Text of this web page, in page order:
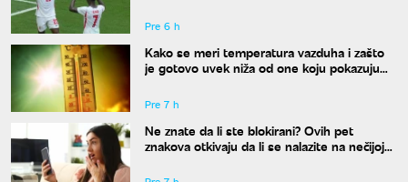
Pre 6 h
Kako se meri temperatura vazduha i zašto
je gotovo uvek niža od one koju pokazuju
Pre 7 h
Ne znate da li ste blokirani? Ovih pet
znakova otkivaju da li se nalazite na nečijoj